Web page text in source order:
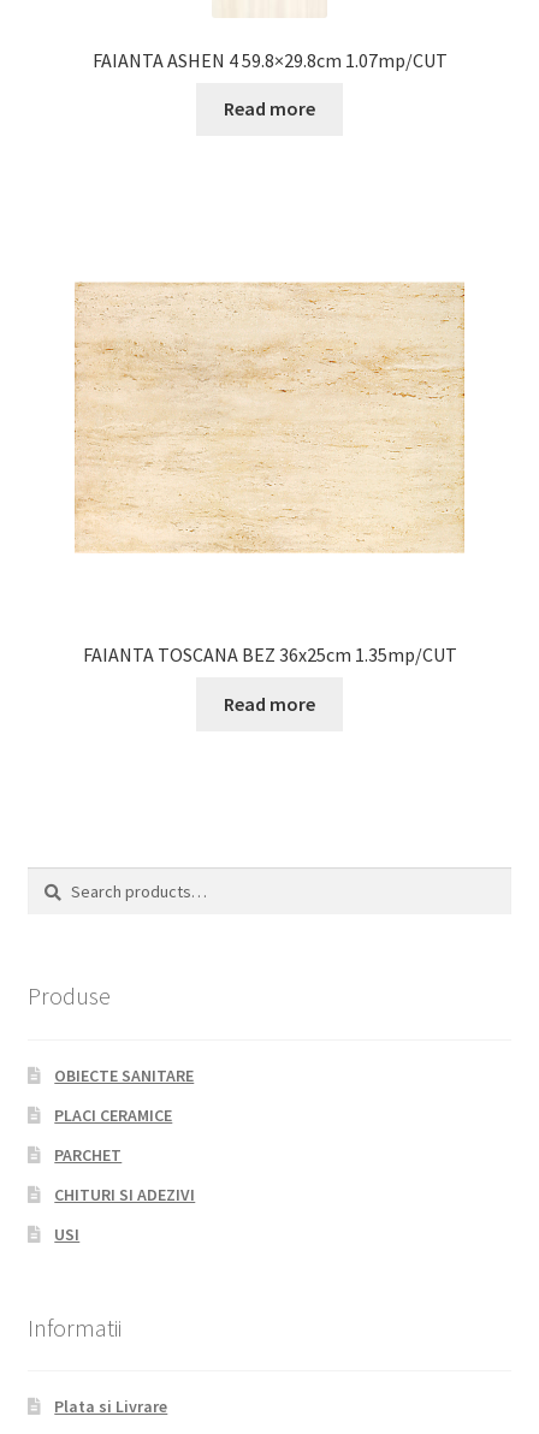
FAIANTA ASHEN 4 59.8×29.8cm 1.07mp/CUT
Read more
FAIANTA TOSCANA BEZ 36x25cm 1.35mp/CUT
Read more
Search
Search
Produse
OBIECTE SANITARE
PLACI CERAMICE
PARCHET
CHITURI SI ADEZIVI
USI
Informatii
Plata si Livrare